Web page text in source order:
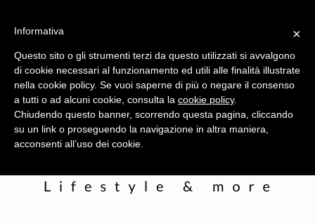
×
Informativa
Questo sito o gli strumenti terzi da questo utilizzati si avvalgono
di cookie necessari al funzionamento ed utili alle finalità illustrate
nella cookie policy. Se vuoi saperne di più o negare il consenso
a tutti o ad alcuni cookie, consulta la cookie policy.
Chiudendo questo banner, scorrendo questa pagina, cliccando
su un link o proseguendo la navigazione in altra maniera,
acconsenti all’uso dei cookie.